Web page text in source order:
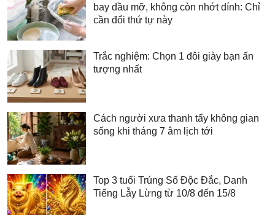
bay dầu mỡ, không còn nhớt dính: Chỉ
cần đổi thứ tự này
Trắc nghiệm: Chọn 1 đôi giày bạn ấn
tượng nhất
Cách người xưa thanh tẩy không gian
sống khi tháng 7 âm lịch tới
Top 3 tuổi Trúng Số Độc Đắc, Danh
Tiếng Lẫy Lừng từ 10/8 đến 15/8